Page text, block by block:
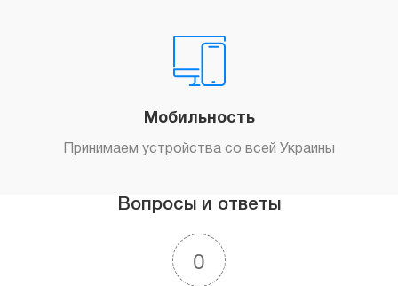
Мобильность
Принимаем устройства со всей Украины
Вопросы и ответы
0